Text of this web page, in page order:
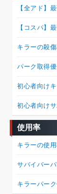
【全アド】
【コスパ】
キラーの殺
パーク取得
初心者向け
初心者向け
使用率
キラーの使
サバイバー
キラーパー